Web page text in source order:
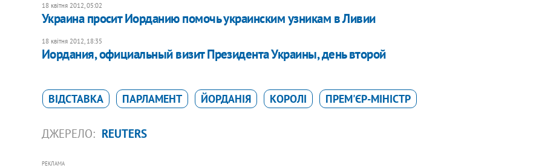
18 квітня 2012, 05:02
Украина просит Иорданию помочь украинским узникам в Ливии
18 квітня 2012, 18:35
Иордания, официальный визит Президента Украины, день второй
ВІДСТАВКА ПАРЛАМЕНТ ЙОРДАНІЯ КОРОЛІ ПРЕМ'ЄР-МІНІСТР
ДЖЕРЕЛО: REUTERS
РЕКЛАМА